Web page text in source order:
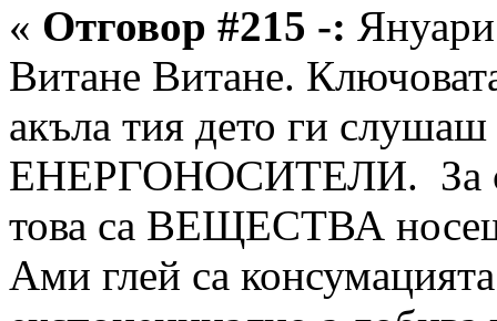
« Отговор #215 -:
Витане Витане.
акъла тия дето ги
ЕНЕРГОНОСИТЕЛИ. За
това са ВЕЩЕСТВА
Ами глей са